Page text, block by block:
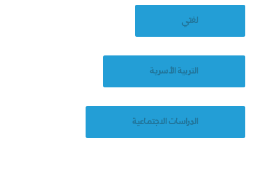
لغتي
التربية اﻷسرية
الدراسات الاجتماعية